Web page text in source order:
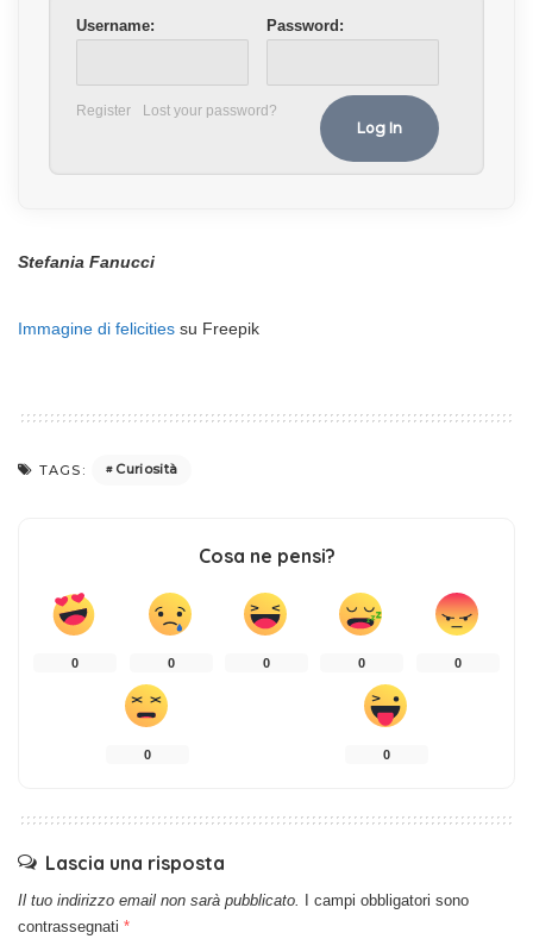
Username: Password:
Register Lost your password?
Stefania Fanucci
Immagine di felicities su Freepik
TAGS: Curiosità
Cosa ne pensi?
0 0 0 0 0
0 0
Lascia una risposta
Il tuo indirizzo email non sarà pubblicato. I campi obbligatori sono
contrassegnati *